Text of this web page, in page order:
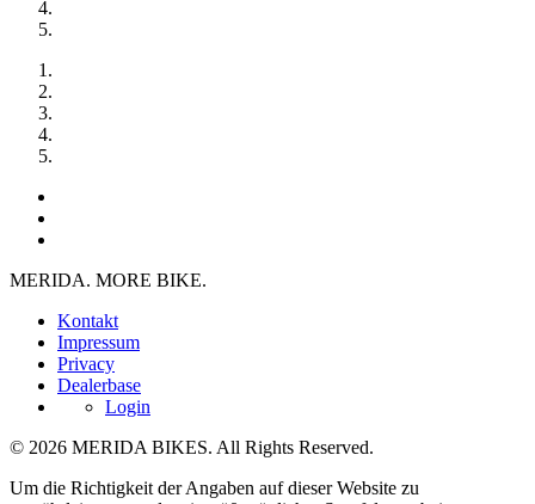
MERIDA. MORE BIKE.
Kontakt
Impressum
Privacy
Dealerbase
Login
© 2026 MERIDA BIKES. All Rights Reserved.
Um die Richtigkeit der Angaben auf dieser Website zu